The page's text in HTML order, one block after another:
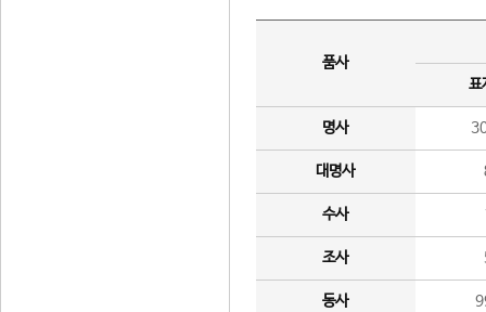
품사
표
명사
대명사
수사
조사
동사